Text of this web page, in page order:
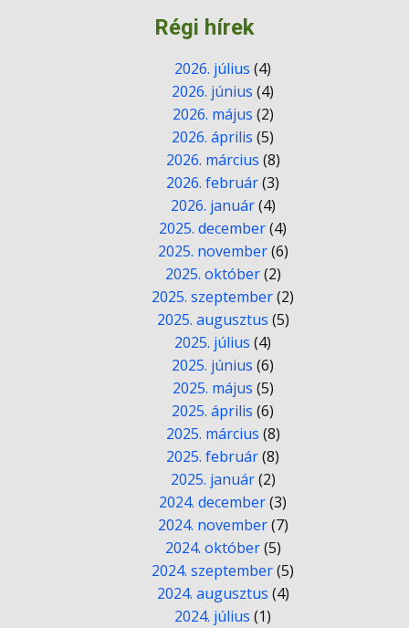
Régi hírek
2026. július (4)
2026. június (4)
2026. május (2)
2026. április (5)
2026. március (8)
2026. február(3)
2026. január(4)
2025. december(4)
2025. november(6)
2025. október(2)
2025. szeptember(2)
2025. augusztus (5)
2025. július (4)
2025. június (6)
2025. május (5)
2025. április (6)
2025. március (8)
2025. február(8)
2025. január(2)
2024. december(3)
2024. november(7)
2024. október(5)
2024. szeptember(5)
2024. augusztus (4)
2024. július (1)